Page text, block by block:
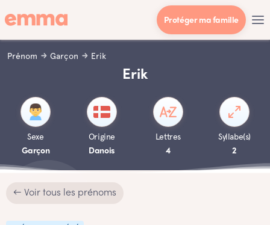
Protéger ma famille
Prénom Garçon Erik
Erik
Sexe
Garçon
Origine
Danois
Lettres
4
Syllabe(s)
2
← Voir tous les prénoms